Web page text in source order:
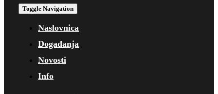
Toggle Navigation
Naslovnica
Događanja
Novosti
Info